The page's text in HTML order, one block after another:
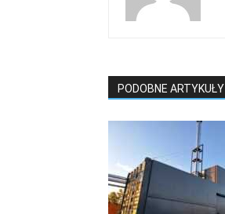
PODOBNE ARTYKUŁY